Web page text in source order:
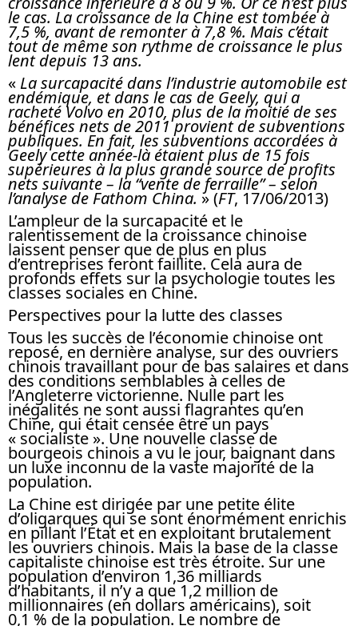
le cas. La croissance de la Chine est tombée à
7,5 %, avant de remonter à 7,8 %. Mais c’était
tout de même son rythme de croissance le plus
lent depuis 13 ans.
« La surcapacité dans l’industrie automobile est
endémique, et dans le cas de Geely, qui a
racheté Volvo en 2010, plus de la moitié de ses
bénéfices nets de 2011 provient de subventions
publiques. En fait, les subventions accordées à
Geely cette année-là étaient plus de 15 fois
supérieures à la plus grande source de profits
nets suivante – la “vente de ferraille” – selon
l’analyse de Fathom China. » (FT, 17/06/2013)
L’ampleur de la surcapacité et le
ralentissement de la croissance chinoise
laissent penser que de plus en plus
d’entreprises feront faillite. Cela aura de
profonds effets sur la psychologie toutes les
classes sociales en Chine.
Perspectives pour la lutte des classes
Tous les succès de l’économie chinoise ont
reposé, en dernière analyse, sur des ouvriers
chinois travaillant pour de bas salaires et dans
des conditions semblables à celles de
l’Angleterre victorienne. Nulle part les
inégalités ne sont aussi flagrantes qu’en
Chine, qui était censée être un pays
« socialiste ». Une nouvelle classe de
bourgeois chinois a vu le jour, baignant dans
un luxe inconnu de la vaste majorité de la
population.
La Chine est dirigée par une petite élite
d’oligarques qui se sont énormément enrichis
en pillant l’État et en exploitant brutalement
les ouvriers chinois. Mais la base de la classe
capitaliste chinoise est très étroite. Sur une
population d’environ 1,36 milliards
d’habitants, il n’y a que 1,2 million de
millionnaires (en dollars américains), soit
0,1 % de la population. Le nombre de